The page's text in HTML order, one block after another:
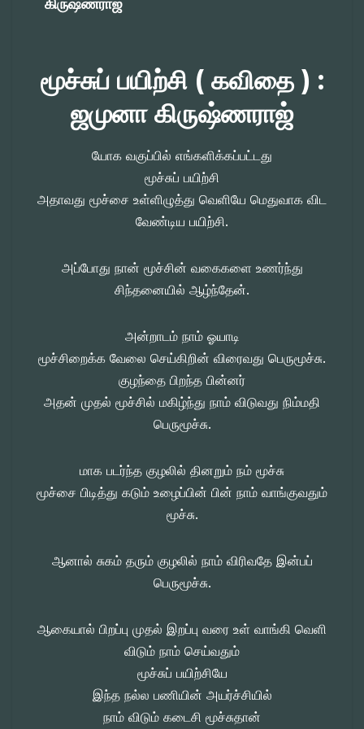
கிருஷ்ணராஜ்
மூச்சுப் பயிற்சி ( கவிதை ) :
ஜமுனா கிருஷ்ணராஜ்
யோக வகுப்பில் எங்களிக்கப்பட்டது
மூச்சுப் பயிற்சி
அதாவது மூச்சை உள்ளிழுத்து வெளியே மெதுவாக விட
வேண்டிய பயிற்சி.
அப்போது நான் மூச்சின் வகைகளை உணர்ந்து
சிந்தனையில் ஆழ்ந்தேன்.
அன்றாடம் நாம் ஓயாடி
மூச்சிறைக்க வேலை செய்கிறின் விரைவது பெருமூச்சு.
குழந்தை பிறந்த பின்னர்
அதன் முதல் மூச்சில் மகிழ்ந்து நாம் விடுவது நிம்மதி
பெருமூச்சு.
மாக படர்ந்த குழலில் தினறும் நம் மூச்சு
மூச்சை பிடித்து கடும் உழைப்பின் பின் நாம் வாங்குவதும்
மூச்சு.
ஆனால் சுகம் தரும் குழலில் நாம் விரிவதே இன்பப்
பெருமூச்சு.
ஆகையால் பிறப்பு முதல் இறப்பு வரை உள் வாங்கி வெளி
விடும் நாம் செய்வதும்
மூச்சுப் பயிற்சியே
இந்த நல்ல பணியின் அயர்ச்சியில்
நாம் விடும் கடைசி மூச்சுதான்